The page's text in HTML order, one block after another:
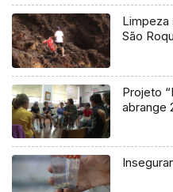
Limpeza
São
Projeto
abrange